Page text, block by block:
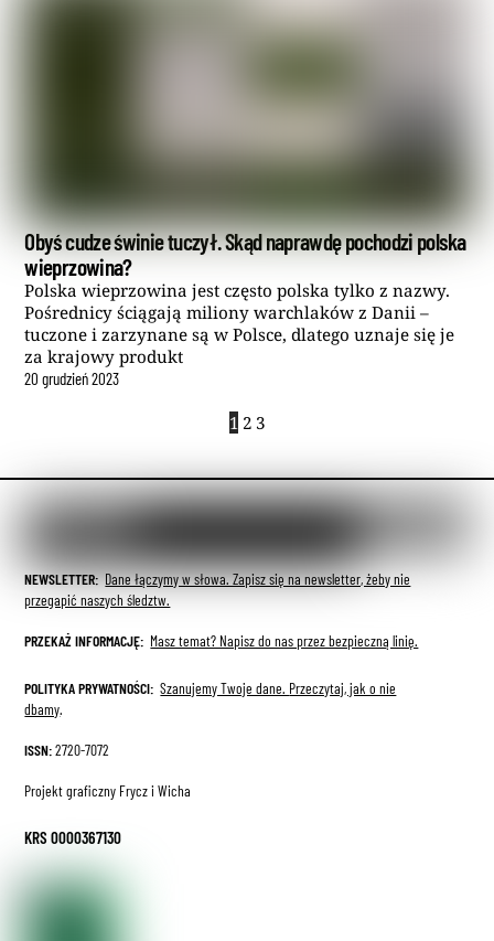
Obyś cudze świnie tuczył. Skąd naprawdę pochodzi polska
wieprzowina?
Polska wieprzowina jest często polska tylko z nazwy.
Pośrednicy ściągają miliony warchlaków z Danii –
tuczone i zarzynane są w Polsce, dlatego uznaje się je
za krajowy produkt
20 grudzień2023
1 2 3
NEWSLETTER:Dane łączymy w słowa. Zapisz się na newsletter, żeby nie
przegapić naszych śledztw.
PRZEKAŻ INFORMACJĘ: Masz temat? Napisz do nas przez bezpieczną linię.
POLITYKA PRYWATNOŚCI: Szanujemy Twoje dane. Przeczytaj, jak o nie
dbamy.
ISSN:2720-7072
Projekt graficzny Frycz i Wicha
KRS 0000367130